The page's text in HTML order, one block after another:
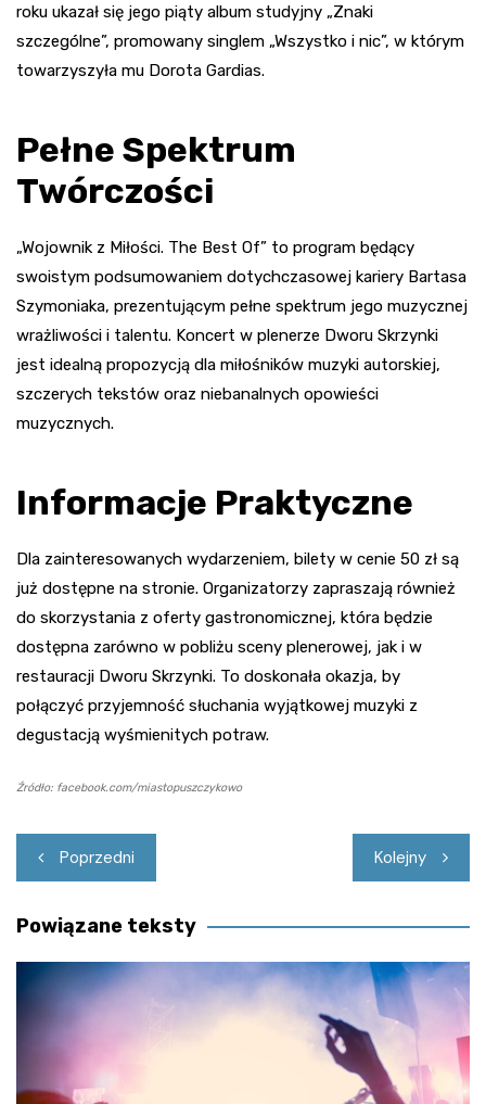
roku ukazał się jego piąty album studyjny „Znaki
szczególne”, promowany singlem „Wszystko i nic”, w którym
towarzyszyła mu Dorota Gardias.
Pełne Spektrum
Twórczości
„Wojownik z Miłości. The Best Of” to program będący
swoistym podsumowaniem dotychczasowej kariery Bartasa
Szymoniaka, prezentującym pełne spektrum jego muzycznej
wrażliwości i talentu. Koncert w plenerze Dworu Skrzynki
jest idealną propozycją dla miłośników muzyki autorskiej,
szczerych tekstów oraz niebanalnych opowieści
muzycznych.
Informacje Praktyczne
Dla zainteresowanych wydarzeniem, bilety w cenie 50 zł są
już dostępne na stronie. Organizatorzy zapraszają również
do skorzystania z oferty gastronomicznej, która będzie
dostępna zarówno w pobliżu sceny plenerowej, jak i w
restauracji Dworu Skrzynki. To doskonała okazja, by
połączyć przyjemność słuchania wyjątkowej muzyki z
degustacją wyśmienitych potraw.
Źródło: facebook.com/miastopuszczykowo
Nawigacja
wpisu
Poprzedni Kolejny
Powiązane teksty